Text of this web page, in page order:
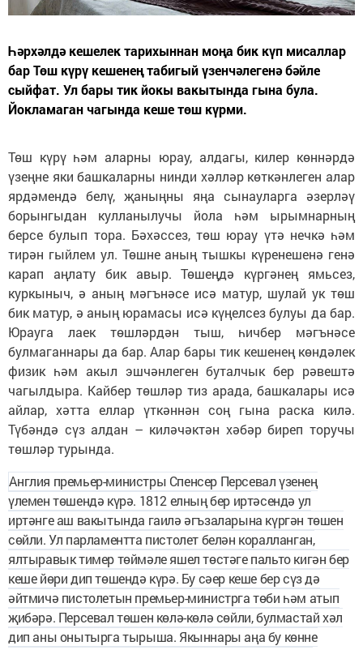
Һәрхәлдә кешелек тарихыннан моңа бик күп мисаллар
бар Төш күрү кешенең табигый үзенчәлегенә бәйле
сыйфат. Ул бары тик йокы вакытында гына була.
Йокламаган чагында кеше төш күрми.
Төш күрү һәм аларны юрау, алдагы, килер көннәрдә
үзеңне яки башкаларны нинди хәлләр көткәнлеген алар
ярдәмендә белү, җаныңны яңа сынауларга әзерләү
борынгыдан кулланылучы йола һәм ырымнарның
берсе булып тора. Бәхәссез, төш юрау үтә нечкә һәм
тирән гыйлем ул. Төшне аның тышкы күренешенә генә
карап аңлату бик авыр. Төшеңдә күргәнең ямьсез,
куркыныч, ә аның мәгънәсе исә матур, шулай ук төш
бик матур, ә аның юрамасы исә күңелсез булуы да бар.
Юрауга лаек төшләрдән тыш, һичбер мәгънәсе
булмаганнары да бар. Алар бары тик кешенең көн­дәлек
физик һәм акыл эшчәнлеген буталчык бер рәвештә
чагылдыра. Кайбер төшләр тиз арада, башкалары исә
айлар, хәтта еллар үткәннән соң гына раска килә.
Түбәндә сүз алдан – киләчәктән хәбәр биреп торучы
төшләр турында.
Англия премьер-министры Спенсер Персевал үзенең
үлемен төшендә күрә. 1812 елның бер иртәсендә ул
иртәнге аш вакытында гаилә әгъзаларына күргән төшен
сөйли. Ул парламентта пистолет белән коралланган,
ялтыравык тимер төймәле яшел төстәге пальто кигән бер
кеше йөри дип төшендә күрә. Бу сәер кеше бер сүз дә
әйтмичә пистолетын премьер-министрга төби һәм атып
җибәрә. Персевал төшен көлә-көлә сөйли, булмастай хәл
дип аны онытырга тырыша. Якыннары аңа бу көнне